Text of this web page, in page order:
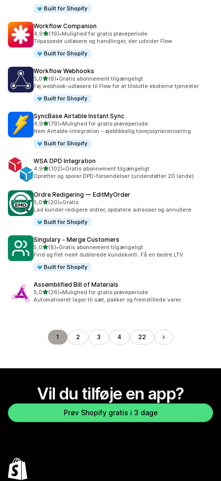
Built for Shopify
Workflow Companion
4,9ud af 5 stjerner
(19)
19 anmeldelser i alt
•Mulighed for gratis prøveperiode
Tilpassede udløsere og handlinger, der udvider Flow
Built for Shopify
Workflow Webhooks
5,0ud af 5 stjerner
(6)
6 anmeldelser i alt
•Gratis abonnement tilgængeligt
Føj webhook-udløsere til Flow for at tilslutte eksterne tjenester
Built for Shopify
SyncBase Airtable Instant Sync
4,9ud af 5 stjerner
(79)
79 anmeldelser i alt
•Mulighed for gratis prøveperiode
Nem Airtable-integration – øjeblikkelig tovejssynkronisering
Built for Shopify
WSA DPD Integration
4,9ud af 5 stjerner
(102)
102 anmeldelser i alt
•Gratis abonnement tilgængeligt
Opretter og sporer DPD-forsendelser (understøtter 20 lande)
Ordre Redigering — EditMyOrder
5,0ud af 5 stjerner
(20)
20 anmeldelser i alt
•Gratis
Lad kunder redigere ordrer, opdatere adresser og annullere
Built for Shopify
Singulary ‑ Merge Customers
5,0ud af 5 stjerner
(8)
8 anmeldelser i alt
•Gratis abonnement tilgængeligt
Find og flet nemt dublerede kundekonti. Få en bedre LTV.
Built for Shopify
Assemblified Bill of Materials
5,0ud af 5 stjerner
(26)
26 anmeldelser i alt
•Mulighed for gratis prøveperiode
Automatiseret lager til sæt, pakker og fremstillede varer.
1 2 3 4 22
Vil du tilføje en app?
Prøv Shopify gratis i 3 dage